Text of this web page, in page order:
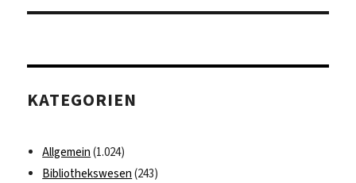
KATEGORIEN
Allgemein (1.024)
Bibliothekswesen (243)